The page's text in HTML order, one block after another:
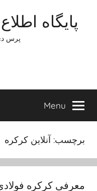
content
پایگاه
پرس
Menu
برچسب: آنلاین کرکره